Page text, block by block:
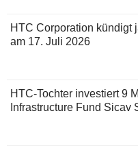
HTC Corporation kündigt
am 17. Juli 2026
HTC-Tochter investiert 9
Infrastructure Fund Sicav